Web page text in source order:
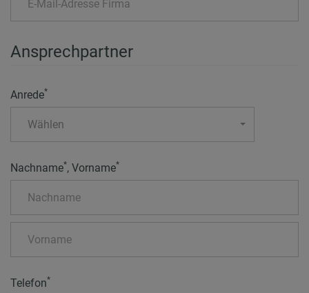
Ansprechpartner
Anrede*
Wählen
Nachname*, Vorname*
Telefon*